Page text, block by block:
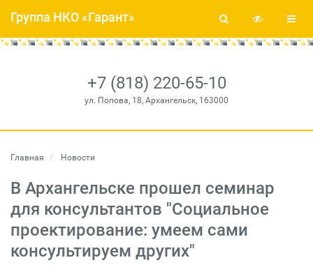
+7 (818) 220-65-10
ул. Попова, 18, Архангельск, 163000
Группа НКО «Гарант»
Главная Новости
В Архангельске прошел семинар
для консультантов "Социальное
проектирование: умеем сами
консультируем других"